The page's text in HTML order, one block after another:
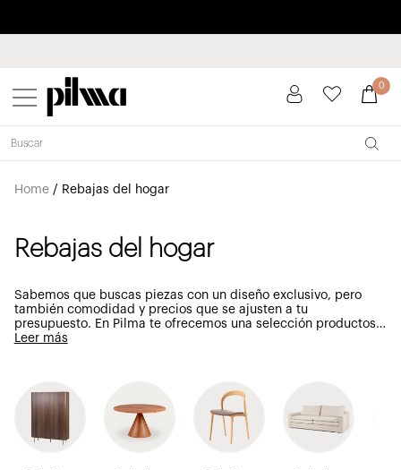
pilma 0
Home/ Rebajas del hogar
Rebajas del hogar
Sabemos que buscas piezas con un diseño exclusivo, pero
también comodidad y precios que se ajusten a tu
presupuesto. En Pilma te ofrecemos una selección productos…
Leer más